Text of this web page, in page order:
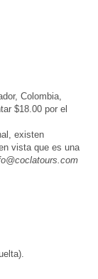
Colombia,
$18.00 por el
existen
vista que es una